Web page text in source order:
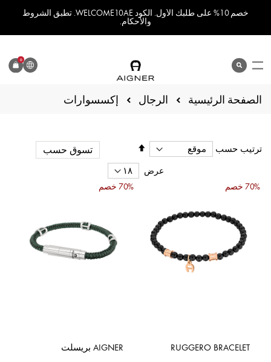
خصم 10% على طلبك الأول. الكود WELCOME10AE. تطبق الشروط
والأحكام.
search
0المنتج
اللغة
الصفحة الرئيسية الرجال إكسسوارات
ترتيب حسب
تحديد
التنازلي
عرض
70% خصم
RUGGERO BRACELET
70% خصم
AIGNER بريسلت
تسوق حسب